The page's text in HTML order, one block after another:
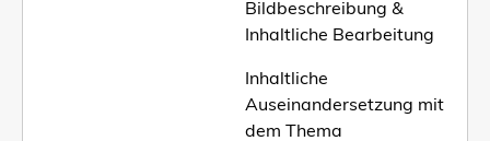
Bildbeschreibung &
Inhaltliche Bearbeitung
Inhaltliche
Auseinandersetzung mit
dem Thema